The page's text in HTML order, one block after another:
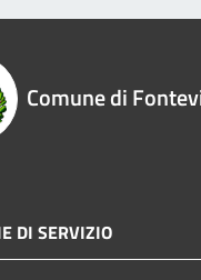
Comune di
DI SERVIZIO